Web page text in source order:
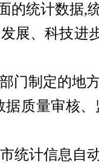
的统计数据,
展、科技进
门制定的地
质量审核
统计信息自